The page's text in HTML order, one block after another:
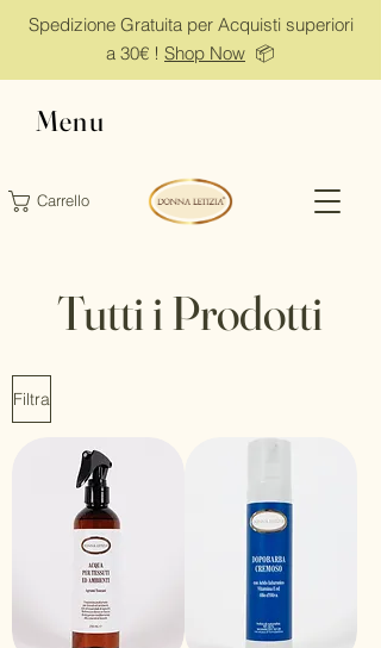
Spedizione Gratuita per Acquisti superiori
a 30€ ! Shop Now 📦
Carrello
Menu
Tutti i Prodotti
Filtra